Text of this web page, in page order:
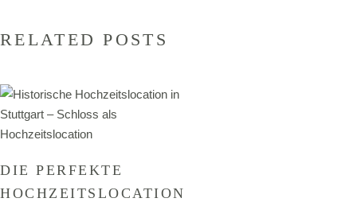
RELATED POSTS
DIE PERFEKTE
HOCHZEITS­LOCATION